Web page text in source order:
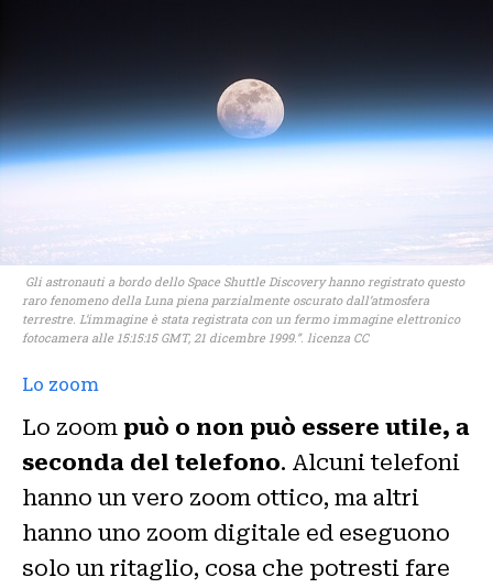
Gli astronauti a bordo dello Space Shuttle Discovery hanno registrato questo
raro fenomeno della Luna piena parzialmente oscurato dall’atmosfera
terrestre. L’immagine è stata registrata con un fermo immagine elettronico
fotocamera alle 15:15:15 GMT, 21 dicembre 1999.”. licenza CC
Lo zoom
Lo zoom può o non può essere utile, a
seconda del telefono. Alcuni telefoni
hanno un vero zoom ottico, ma altri
hanno uno zoom digitale ed eseguono
solo un ritaglio, cosa che potresti fare